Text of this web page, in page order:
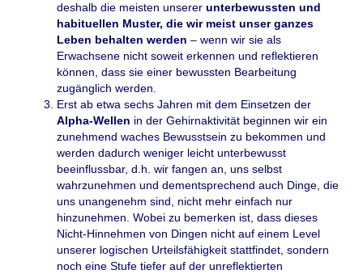
deshalb die meisten unserer unterbewussten und
habituellen Muster, die wir meist unser ganzes
Leben behalten werden – wenn wir sie als
Erwachsene nicht soweit erkennen und reflektieren
können, dass sie einer bewussten Bearbeitung
zugänglich werden.
Erst ab etwa sechs Jahren mit dem Einsetzen der
Alpha-Wellen in der Gehirnaktivität beginnen wir ein
zunehmend waches Bewusstsein zu bekommen und
werden dadurch weniger leicht unterbewusst
beeinflussbar, d.h. wir fangen an, uns selbst
wahrzunehmen und dementsprechend auch Dinge, die
uns unangenehm sind, nicht mehr einfach nur
hinzunehmen. Wobei zu bemerken ist, dass dieses
Nicht-Hinnehmen von Dingen nicht auf einem Level
unserer logischen Urteilsfähigkeit stattfindet, sondern
noch eine Stufe tiefer auf der unreflektierten